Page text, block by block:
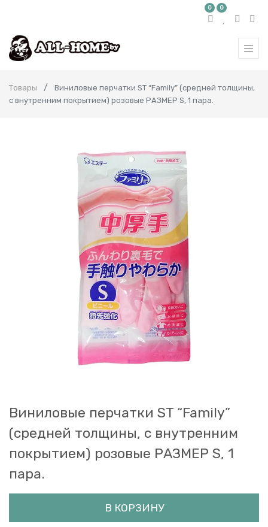
0 0
Товары
Виниловые перчатки ST “Family” (средней толщины,
с внутренним покрытием) розовые РАЗМЕР S, 1 пара.
Виниловые перчатки ST “Family”
(средней толщины, с внутренним
покрытием) розовые РАЗМЕР S, 1
пара.
В КОРЗИНУ